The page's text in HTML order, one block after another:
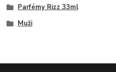
Parfémy Rizz 33ml
Muži